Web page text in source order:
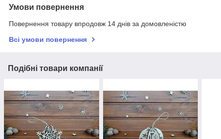
Умови повернення
Повернення товару впродовж 14 днів за домовленістю
Всі умови повернення
Подібні товари компанії